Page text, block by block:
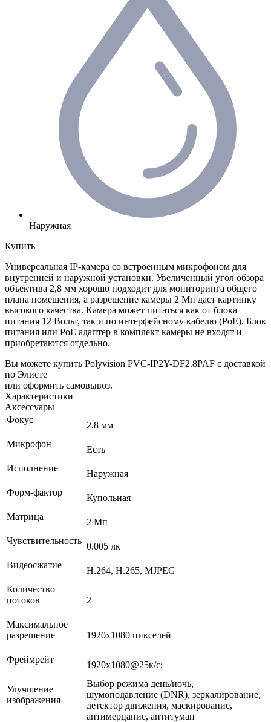
Наружная
Купить
Универсальная IP-камера со встроенным микрофоном для
внутренней и наружной установки. Увеличенный угол обзора
объектива 2,8 мм хорошо подходит для мониторинга общего
плана помещения, а разрешение камеры 2 Мп даст картинку
высокого качества. Камера может питаться как от блока
питания 12 Вольт, так и по интерфейсному кабелю (PoE). Блок
питания или PoE адаптер в комплект камеры не входят и
приобретаются отдельно.
Вы можете купить Polyvision PVC-IP2Y-DF2.8PAF с доставкой
по Элисте
или оформить самовывоз.
Характеристики
Аксессуары
Фокус
2.8 мм
Микрофон
Есть
Исполнение
Наружная
Форм-фактор
Купольная
Матрица
2 Мп
Чувствительность
0.005 лк
Видеосжатие
H.264, H.265, MJPEG
Количество
потоков
2
Максимальное
разрешение
1920х1080 пикселей
Фреймрейт
1920х1080@25к/с;
Улучшение
изображения
Выбор режима день/ночь,
шумоподавление (DNR), зеркалирование,
детектор движения, маскирование,
антимерцание, антитуман